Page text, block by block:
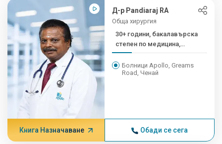
Д-р Pandiaraj RA
Обща хирургия
30+ години, бакалавърска
степен по медицина,
магистърска степен, член
на сертифицирания
професионален
Болници Apollo, Greams
Road, Ченай
Книга Назначаване Обади се сега